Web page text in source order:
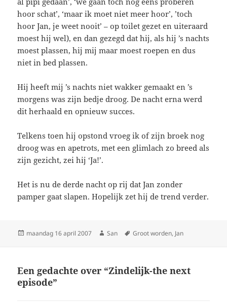
hoor schat’, ‘maar ik moet niet meer hoor’, ’toch
hoor Jan, je weet nooit’ – op toilet gezet en uiteraard
moest hij wel), en dan gezegd dat hij, als hij ’s nachts
moest plassen, hij mij maar moest roepen en dus
niet in bed plassen.
Hij heeft mij ’s nachts niet wakker gemaakt en ’s
morgens was zijn bedje droog. De nacht erna werd
dit herhaald en opnieuw succes.
Telkens toen hij opstond vroeg ik of zijn broek nog
droog was en apetrots, met een glimlach zo breed als
zijn gezicht, zei hij ‘Ja!’.
Het is nu de derde nacht op rij dat Jan zonder
pamper gaat slapen. Hopelijk zet hij de trend verder.
Geplaatst
maandag 16 april 2007 Auteur
San Tags
Groot worden, Jan
Een gedachte over “Zindelijk-the next
episode”